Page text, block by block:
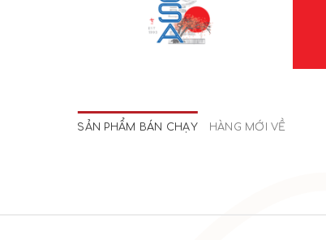
SẢN PHẨM BÁN CHẠY HÀNG MỚI VỀ